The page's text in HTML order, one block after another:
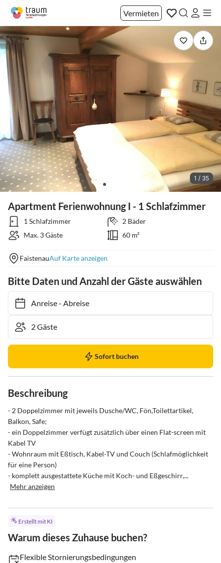
Vermieten
1 / 35
Apartment Ferienwohnung I - 1 Schlafzimmer
1 Schlafzimmer
2 Bäder
Max. 3 Gäste
60 m²
FaistenauAuf Karte anzeigen
Bitte Daten und Anzahl der Gäste auswählen
Anreise- Abreise
Sofort buchen
Beschreibung
- 2 Doppelzimmer mit jeweils Dusche/WC, Fön,Toilettartikel,
Balkon, Safe;
- ein Doppelzimmer verfügt zusätzlich über einen Flat-screen mit
Kabel TV
- Wohnraum mit Eßtisch, Kabel-TV und Couch (Schlafmöglichkeit
für eine Person)
- komplett ausgestattete Küche mit Koch- und Eßgeschirr,...
Mehr anzeigen
Erstellt mit KI
Warum dieses Zuhause buchen?
Flexible Stornierungsbedingungen